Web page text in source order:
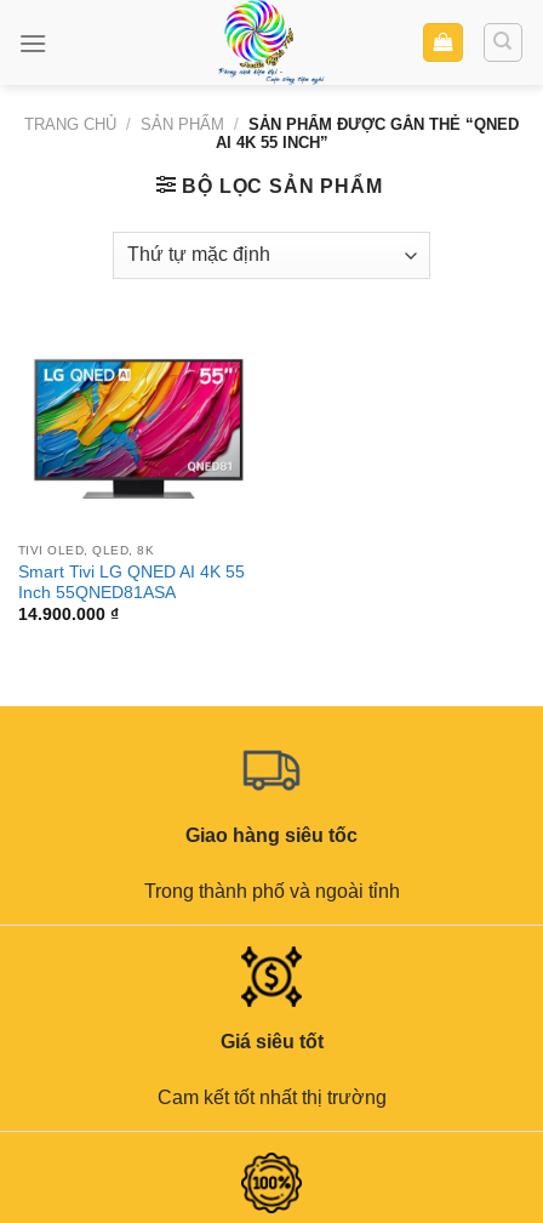
TRANG CHỦ / SẢN PHẨM / SẢN PHẨM ĐƯỢC GẮN THẺ “QNED
AI 4K 55 INCH”
BỘ LỌC SẢN PHẨM
TIVI OLED, QLED, 8K
Smart Tivi LG QNED AI 4K 55
Inch 55QNED81ASA
14.900.000 ₫
Giao hàng siêu tốc
Trong thành phố và ngoài tỉnh
Giá siêu tốt
Cam kết tốt nhất thị trường